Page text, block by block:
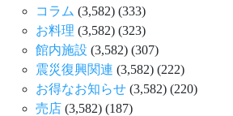
コラム (3,582) (333)
お料理 (3,582) (323)
館内施設 (3,582) (307)
震災復興関連 (3,582) (222)
お得なお知らせ (3,582) (220)
売店 (3,582) (187)